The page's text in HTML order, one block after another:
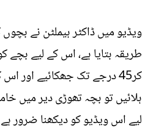
ویڈیو میں ڈاکٹر ہیملٹن نے
طریقہ بتایا ہے، اس کے لیے بچے
کر45 درجے تک جھکائیے اور
ہلائیں تو بچہ تھوڑی دیر میں